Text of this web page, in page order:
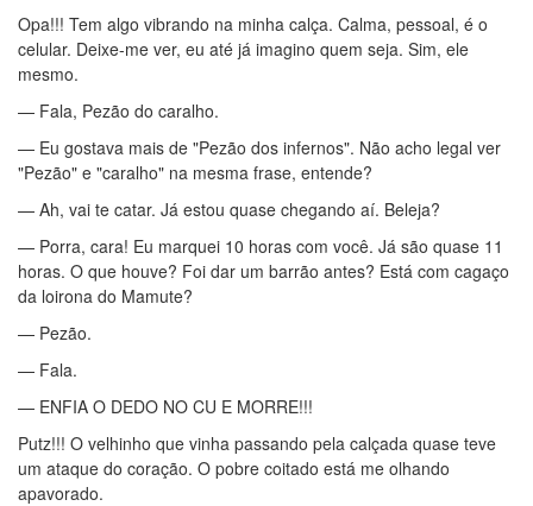
Opa!!! Tem algo vibrando na minha calça. Calma, pessoal, é o
celular. Deixe-me ver, eu até já imagino quem seja. Sim, ele
mesmo.
— Fala, Pezão do caralho.
— Eu gostava mais de "Pezão dos infernos". Não acho legal ver
"Pezão" e "caralho" na mesma frase, entende?
— Ah, vai te catar. Já estou quase chegando aí. Beleja?
— Porra, cara! Eu marquei 10 horas com você. Já são quase 11
horas. O que houve? Foi dar um barrão antes? Está com cagaço
da loirona do Mamute?
— Pezão.
— Fala.
— ENFIA O DEDO NO CU E MORRE!!!
Putz!!! O velhinho que vinha passando pela calçada quase teve
um ataque do coração. O pobre coitado está me olhando
apavorado.